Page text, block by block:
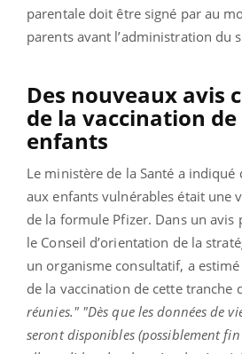
parentale doit être signé par au
parents avant l’administration du
Des nouveaux avis
de la vaccination
enfants
Le ministère de la Santé a indiqué
aux enfants vulnérables était une
de la formule Pfizer. Dans un avis
le Conseil d’orientation de la
un organisme consultatif, a
de la vaccination de cette tranche
réunies." "Dès que les données de
seront disponibles (possiblement